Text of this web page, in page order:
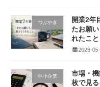
つぶやき
開業2年
たお願
れたこと
2026-
中小企業
市場・
枚で見